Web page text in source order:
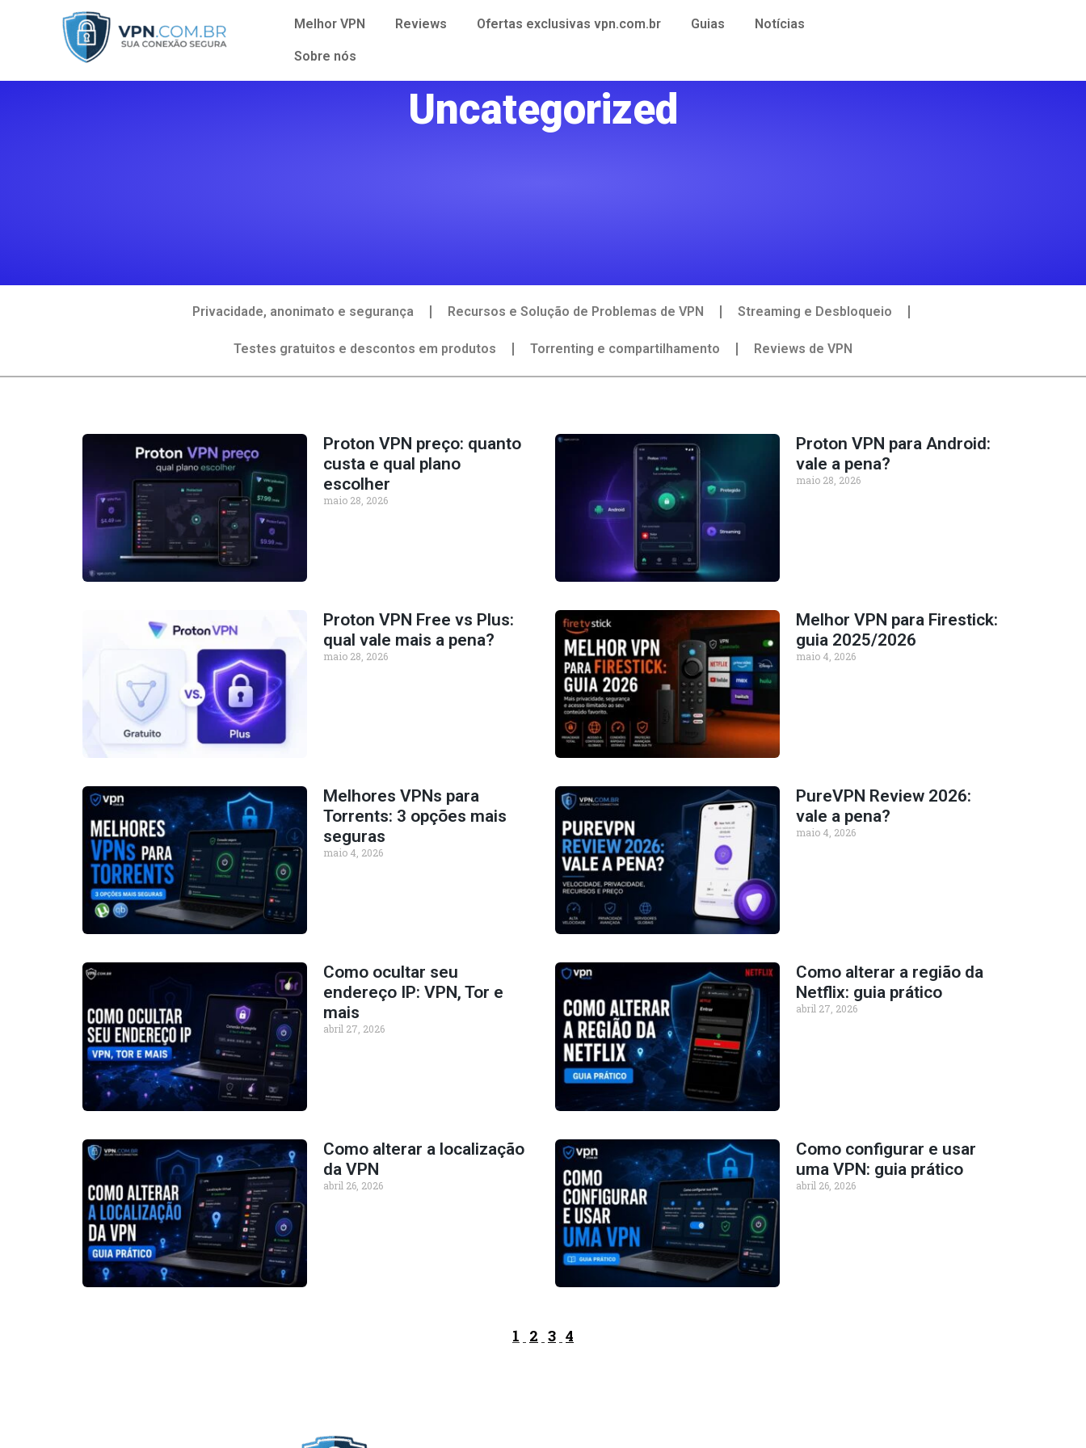
Melhor VPN Reviews Ofertas exclusivas vpn.com.br Guias Notícias
Sobre nós
Uncategorized
Privacidade, anonimato e segurança Recursos e Solução de Problemas de VPN Streaming e Desbloqueio
Testes gratuitos e descontos em produtos Torrenting e compartilhamento Reviews de VPN
Proton VPN preço: quanto
custa e qual plano
escolher
maio 28, 2026
Proton VPN para Android:
vale a pena?
maio 28, 2026
Proton VPN Free vs Plus:
qual vale mais a pena?
maio 28, 2026
Melhor VPN para Firestick:
guia 2025/2026
maio 4, 2026
Melhores VPNs para
Torrents: 3 opções mais
seguras
maio 4, 2026
PureVPN Review 2026:
vale a pena?
maio 4, 2026
Como ocultar seu
endereço IP: VPN, Tor e
mais
abril 27, 2026
Como alterar a região da
Netflix: guia prático
abril 27, 2026
Como alterar a localização
da VPN
abril 26, 2026
Como configurar e usar
uma VPN: guia prático
abril 26, 2026
1 2 3 4